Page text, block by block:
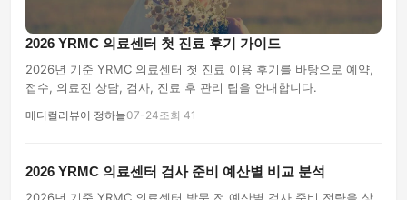
2026 YRMC 의료센터 첫 진료 후기 가이드
2026년 기준 YRMC 의료센터 첫 진료 이용 후기를 바탕으로 예약,
접수, 의료진 상담, 검사, 진료 후 관리 팁을 안내합니다.
메디컬리뷰어 정하늘07-24조회 41
2026 YRMC 의료센터 검사 준비 예산별 비교 분석